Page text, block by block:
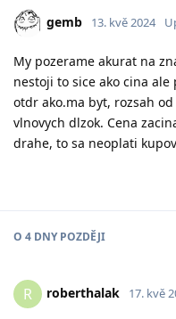
gemb 13. kvě 2024
My pozerame akurat na
nestoji to sice ako cina
otdr ako.ma byt, rozsah
vlnovych dlzok. Cena
drahe, to sa neoplati
O 4 DNYPOZDĚJI
R roberthalak 17. kvě